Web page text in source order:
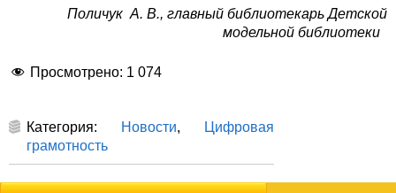
Поличук А. В., главный библиотекарь Детской
модельной библиотеки
Просмотрено: 1 074
Категория: Новости,
Цифровая
грамотность